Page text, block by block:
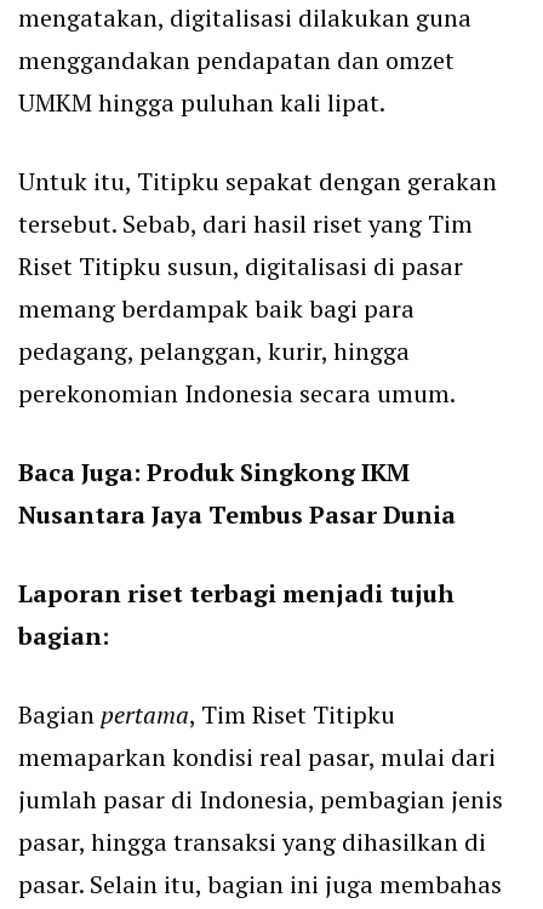
mengatakan, digitalisasi dilakukan guna
menggandakan pendapatan dan omzet
UMKM hingga puluhan kali lipat.
Untuk itu, Titipku sepakat dengan gerakan
tersebut. Sebab, dari hasil riset yang Tim
Riset Titipku susun, digitalisasi di pasar
memang berdampak baik bagi para
pedagang, pelanggan, kurir, hingga
perekonomian Indonesia secara umum.
Baca Juga: Produk Singkong IKM
Nusantara Jaya Tembus Pasar Dunia
Laporan riset terbagi menjadi tujuh
bagian:
Bagian pertama, Tim Riset Titipku
memaparkan kondisi real pasar, mulai dari
jumlah pasar di Indonesia, pembagian jenis
pasar, hingga transaksi yang dihasilkan di
pasar. Selain itu, bagian ini juga membahas